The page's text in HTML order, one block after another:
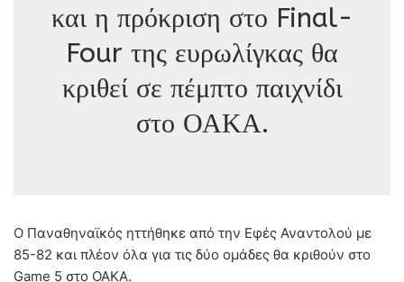
και η πρόκριση στο Final-
Four της ευρωλίγκας θα
κριθεί σε πέμπτο παιχνίδι
στο ΟΑΚΑ.
Ο Παναθηναϊκός ηττήθηκε από την Εφές Αναντολού με
85-82 και πλέον όλα για τις δύο ομάδες θα κριθούν στο
Game 5 στο ΟΑΚΑ.